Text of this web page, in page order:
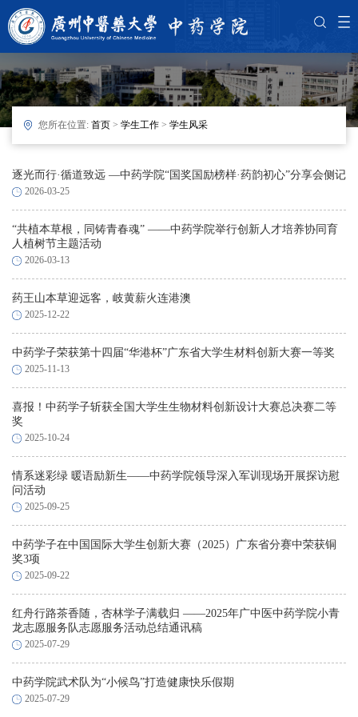
您所在位置: 首页 > 学生工作 > 学生风采
逐光而行·循道致远 —中药学院“国奖国励榜样·药韵初心”分享会侧记
2026-03-25
“共植本草根，同铸青春魂” ——中药学院举行创新人才培养协同育
人植树节主题活动
2026-03-13
药王山本草迎远客，岐黄薪火连港澳
2025-12-22
中药学子荣获第十四届“华港杯”广东省大学生材料创新大赛一等奖
2025-11-13
喜报！中药学子斩获全国大学生生物材料创新设计大赛总决赛二等
奖
2025-10-24
情系迷彩绿 暖语励新生——中药学院领导深入军训现场开展探访慰
问活动
2025-09-25
中药学子在中国国际大学生创新大赛（2025）广东省分赛中荣获铜
奖3项
2025-09-22
红舟行路茶香随，杏林学子满载归 ——2025年广中医中药学院小青
龙志愿服务队志愿服务活动总结通讯稿
2025-07-29
中药学院武术队为“小候鸟”打造健康快乐假期
2025-07-29